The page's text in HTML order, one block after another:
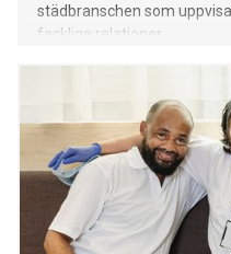
städbranschen som
fackliga relationer.